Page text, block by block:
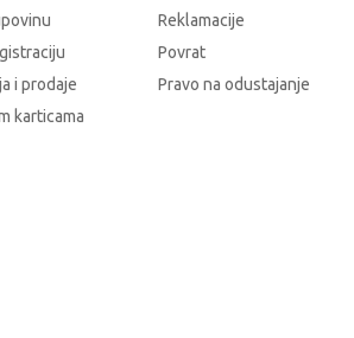
i prodaje
karticama
Reklamacije
Povrat
Pravo na odustajanje